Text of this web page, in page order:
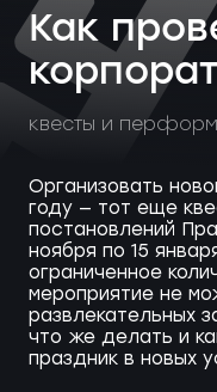
Как
квесты и
Организовать
году — тот еще
постановлений
ноября по 15
ограниченное
мероприятие не
развлекательных
что же делать и
праздник в новых